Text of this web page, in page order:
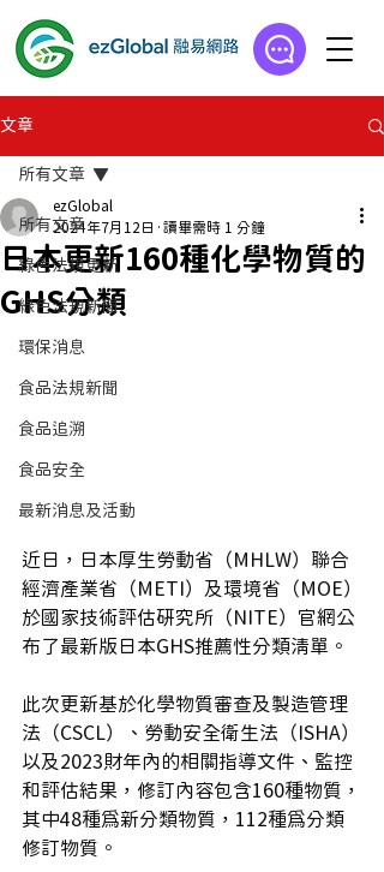
文章
所有文章
綠色法規更新
綠色法規新聞
環保消息
食品法規新聞
食品追溯
食品安全
最新消息及活動
所有文章
日本更新160種化學物質的
GHS分類
ezGlobal
2024年7月12日
讀畢需時 1 分鐘
近日，日本厚生勞動省（MHLW）聯合
經濟產業省（METI）及環境省（MOE）
於國家技術評估研究所（NITE）官網公
布了最新版日本GHS推薦性分類清單。
此次更新基於化學物質審查及製造管理
法（CSCL）、勞動安全衛生法（ISHA）
以及2023財年內的相關指導文件、監控
和評估結果，修訂內容包含160種物質，
其中48種為新分類物質，112種為分類
修訂物質。